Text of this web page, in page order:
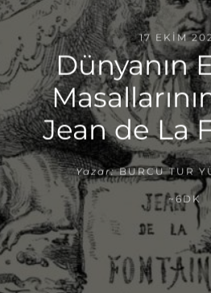
17 EKIM
Dünyanın
Jean de La
Yazar: BURCU TUR
~6DK